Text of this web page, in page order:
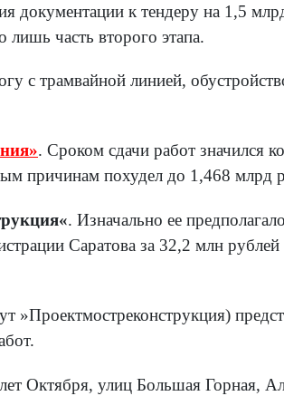
документации к тендеру на 1,5
лишь часть второго этапа.
с трамвайной линией,
. Сроком сдачи работ значился
причинам похудел до 1,468 млрд
. Изначально ее
Саратова за 32,2 млн рублей
»Проектмостреконструкция)
Октября, улиц Большая Горная,